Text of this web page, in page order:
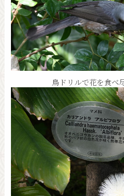
鳥ドリルで花を食べ